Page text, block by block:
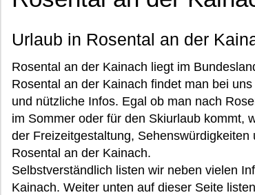
Urlaub in Rosental an der
Rosental an der Kainach liegt im
Rosental an der Kainach findet man bei
und nützliche Infos. Egal ob man nach
im Sommer oder für den Skiurlaub kommt,
der Freizeitgestaltung,
Rosental an der Kainach.
Selbstverständlich listen wir neben vielen
Kainach. Weiter unten auf dieser Seite